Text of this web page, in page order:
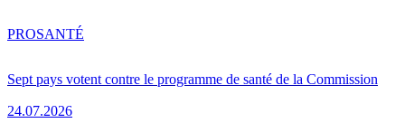
Sept pays votent contre le programme de santé de la Commission
24.07.2026
PROSANTÉ